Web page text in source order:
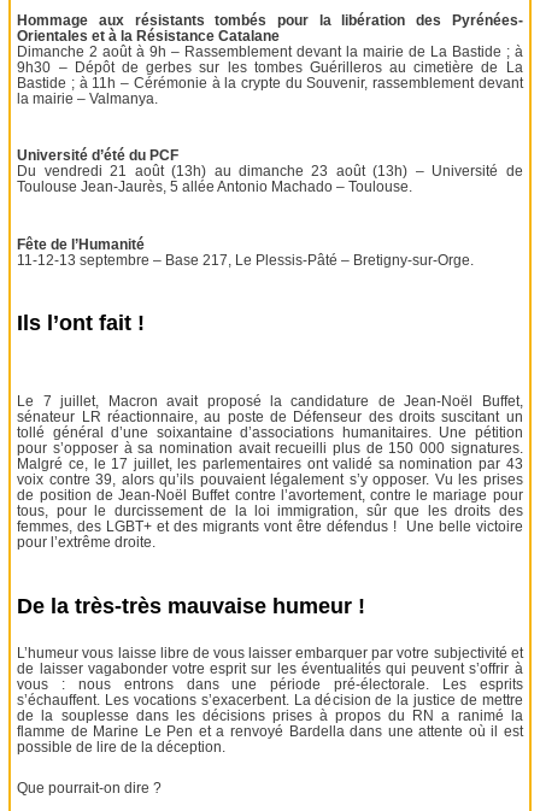
Hommage aux résistants tombés pour la libération des Pyrénées-
Orientales et à la Résistance Catalane
Dimanche 2 août à 9h – Rassemblement devant la mairie de La Bastide ; à
9h30 – Dépôt de gerbes sur les tombes Guérilleros au cimetière de La
Bastide ; à 11h – Cérémonie à la crypte du Souvenir, rassemblement devant
la mairie – Valmanya.
Université d’été du PCF
Du vendredi 21 août (13h) au dimanche 23 août (13h) – Université de
Toulouse Jean-Jaurès, 5 allée Antonio Machado – Toulouse.
Fête de l’Humanité
11-12-13 septembre – Base 217, Le Plessis-Pâté – Bretigny-sur-Orge.
Ils l’ont fait !
Le 7 juillet, Macron avait proposé la candidature de Jean-Noël Buffet,
sénateur LR réactionnaire, au poste de Défenseur des droits suscitant un
tollé général d’une soixantaine d’associations humanitaires. Une pétition
pour s’opposer à sa nomination avait recueilli plus de 150 000 signatures.
Malgré ce, le 17 juillet, les parlementaires ont validé sa nomination par 43
voix contre 39, alors qu’ils pouvaient légalement s’y opposer. Vu les prises
de position de Jean-Noël Buffet contre l’avortement, contre le mariage pour
tous, pour le durcissement de la loi immigration, sûr que les droits des
femmes, des LGBT+ et des migrants vont être défendus ! Une belle victoire
pour l’extrême droite.
De la très-très mauvaise humeur !
L’humeur vous laisse libre de vous laisser embarquer par votre subjectivité et
de laisser vagabonder votre esprit sur les éventualités qui peuvent s’offrir à
vous : nous entrons dans une période pré-électorale. Les esprits
s’échauffent. Les vocations s’exacerbent. La décision de la justice de mettre
de la souplesse dans les décisions prises à propos du RN a ranimé la
flamme de Marine Le Pen et a renvoyé Bardella dans une attente où il est
possible de lire de la déception.
Que pourrait-on dire ?